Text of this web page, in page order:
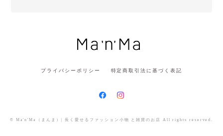
プライバシーポリシー 特定商取引法に基づく表記
© Ma'n'Ma（まんま）| 長く愛せるファッション小物 と雑貨のお店 All rights reserved.